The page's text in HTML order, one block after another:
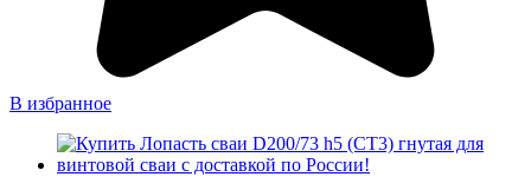
В избранное